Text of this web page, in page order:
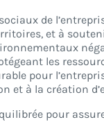
de
et à
les
pour
et à la création
pour